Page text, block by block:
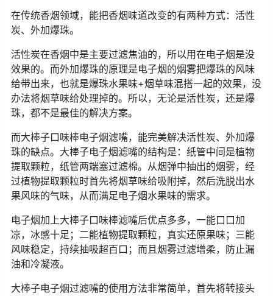
在传统香烟领域，能把香烟味道改变的有两种方式：活性
炭、外加爆珠。
活性炭在香烟中是主要过滤焦油的，所以用在电子烟是没
效果的。而外加爆珠的原理是电子烟的烟雾把爆珠的风味
给带出来，也就是爆珠水果味+烟草味混搭一起的效果，没
办法将烟草味给处理掉的。所以，无论是活性炭，还是爆
珠，都不是最佳的解决方案。
而大棒子口味棒电子烟滤嘴，能完美解决活性炭、外加爆
珠的缺点。大棒子电子烟滤嘴的结构是：纸管中间是植物
提取颗粒，纸管两端塞过滤棉。从烟弹中抽出的烟雾，经
过植物提取颗粒时首先将烟草味给吸附掉，然后洗脱出水
果风味的气味，从而满足电子烟水果味的需求。
电子烟加上大棒子口味棒滤嘴后优点多多，一能口口加
凉，冰感十足；二能植物提取颗粒，真实还原果味；三能
风味稳定，持续抽吸超百口；而且烟雾过滤增柔，防止漏
油和冷凝液。
大棒子电子烟过滤嘴的使用方法非常简单，首先将转接头